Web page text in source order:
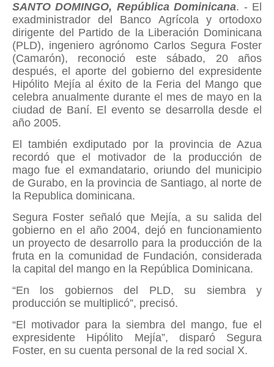
SANTO DOMINGO, República Dominicana. - El
exadministrador del Banco Agrícola y ortodoxo
dirigente del Partido de la Liberación Dominicana
(PLD), ingeniero agrónomo Carlos Segura Foster
(Camarón), reconoció este sábado, 20 años
después, el aporte del gobierno del expresidente
Hipólito Mejía al éxito de la Feria del Mango que
celebra anualmente durante el mes de mayo en la
ciudad de Baní. El evento se desarrolla desde el
año 2005.
El también exdiputado por la provincia de Azua
recordó que el motivador de la producción de
mago fue el exmandatario, oriundo del municipio
de Gurabo, en la provincia de Santiago, al norte de
la Republica dominicana.
Segura Foster señaló que Mejía, a su salida del
gobierno en el año 2004, dejó en funcionamiento
un proyecto de desarrollo para la producción de la
fruta en la comunidad de Fundación, considerada
la capital del mango en la República Dominicana.
“En los gobiernos del PLD, su siembra y
producción se multiplicó”, precisó.
“El motivador para la siembra del mango, fue el
expresidente Hipólito Mejía”, disparó Segura
Foster, en su cuenta personal de la red social X.